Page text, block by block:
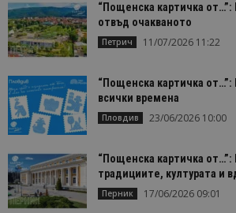
“Пощенска картичка
отвъд очакваното
Петрич 11/07/2026 11:22
“Пощенска картичка от…”:
всички времена
Пловдив 23/06/2026 10:00
“Пощенска картичка от…”:
традициите, културата и
Перник 17/06/2026 09:01
Таргетиране
Строго необходимите бисквитки
потребителско влизане и управление
акаунта. Уебсайтът не може да се
правилно без строго необходими
Име
Доставчик
cookie_notice_accepted